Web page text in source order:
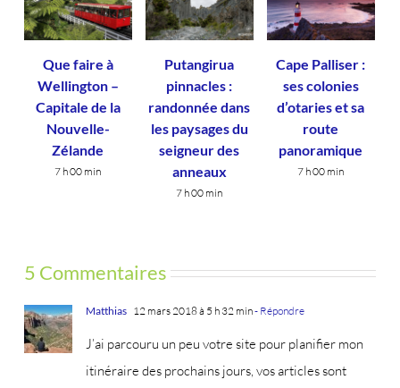
Que faire à
Wellington –
Capitale de la
Nouvelle-
Zélande
7 h 00 min
Putangirua
pinnacles :
randonnée dans
les paysages du
seigneur des
anneaux
7 h 00 min
Cape Palliser :
ses colonies
d’otaries et sa
route
panoramique
7 h 00 min
5 Commentaires
Matthias 12 mars 2018 à 5 h 32 min- Répondre
J’ai parcouru un peu votre site pour planifier mon
itinéraire des prochains jours, vos articles sont